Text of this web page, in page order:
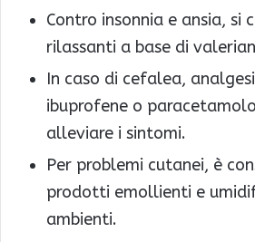
Contro insonnia e ansia, si
rilassanti a base di
In caso di cefalea,
ibuprofene o
alleviare i sintomi.
Per problemi cutanei, è
prodotti emollienti e
ambienti.